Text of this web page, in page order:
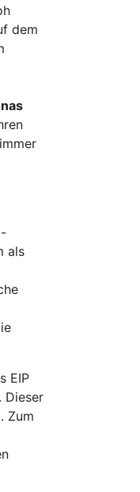
dem
als
EIP
Dieser
Zum